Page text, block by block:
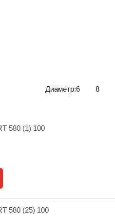
Диаметр:6 8
580 (1) 100
580 (25) 100